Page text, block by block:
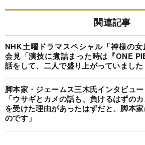
関連記事
NHK土曜ドラマスペシャル「神様の
会見「演技に煮詰まった時は『ONE
話をして、二人で盛り上がっていました
脚本家・ジェームス三木氏インタビュー
「ウサギとカメの話も、負けるはずの
を受けた理由があったはずだと、脚本
のです」